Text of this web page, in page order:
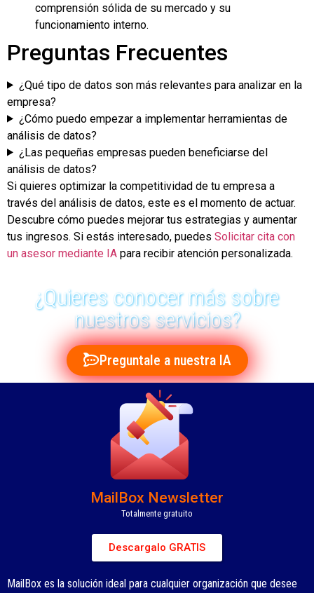
comprensión sólida de su mercado y su
funcionamiento interno.
Preguntas Frecuentes
¿Qué tipo de datos son más relevantes para analizar en la
empresa?
¿Cómo puedo empezar a implementar herramientas de
análisis de datos?
¿Las pequeñas empresas pueden beneficiarse del
análisis de datos?
Si quieres optimizar la competitividad de tu empresa a
través del análisis de datos, este es el momento de actuar.
Descubre cómo puedes mejorar tus estrategias y aumentar
tus ingresos. Si estás interesado, puedes Solicitar cita con
un asesor mediante IA para recibir atención personalizada.
¿Quieres conocer más sobre
nuestros servicios?
Preguntale a nuestra IA
MailBox Newsletter
Totalmente gratuito
Descargalo GRATIS
MailBox es la solución ideal para cualquier organización que desee